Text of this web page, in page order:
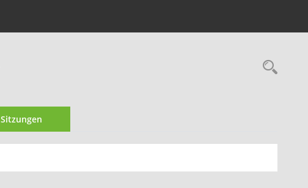
Sitzungen